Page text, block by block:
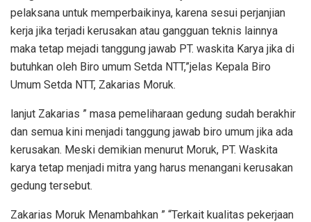
pelaksana untuk memperbaikinya, karena sesui perjanjian
kerja jika terjadi kerusakan atau gangguan teknis lainnya
maka tetap mejadi tanggung jawab PT. waskita Karya jika di
butuhkan oleh Biro umum Setda NTT,”jelas Kepala Biro
Umum Setda NTT, Zakarias Moruk.
lanjut Zakarias ” masa pemeliharaan gedung sudah berakhir
dan semua kini menjadi tanggung jawab biro umum jika ada
kerusakan. Meski demikian menurut Moruk, PT. Waskita
karya tetap menjadi mitra yang harus menangani kerusakan
gedung tersebut.
Zakarias Moruk Menambahkan ” “Terkait kualitas pekerjaan